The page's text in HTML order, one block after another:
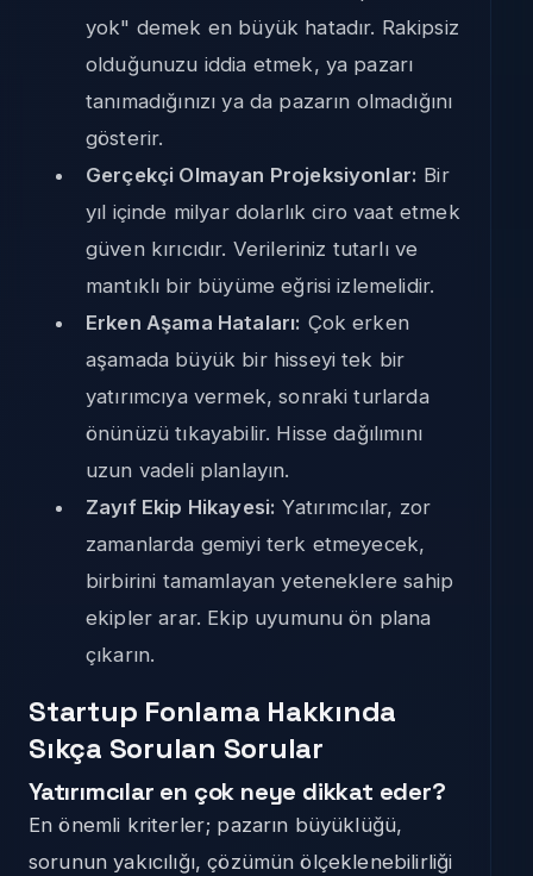
yok" demek en büyük hatadır. Rakipsiz
olduğunuzu iddia etmek, ya pazarı
tanımadığınızı ya da pazarın olmadığını
gösterir.
Gerçekçi Olmayan Projeksiyonlar: Bir
yıl içinde milyar dolarlık ciro vaat etmek
güven kırıcıdır. Verileriniz tutarlı ve
mantıklı bir büyüme eğrisi izlemelidir.
Erken Aşama Hataları: Çok erken
aşamada büyük bir hisseyi tek bir
yatırımcıya vermek, sonraki turlarda
önünüzü tıkayabilir. Hisse dağılımını
uzun vadeli planlayın.
Zayıf Ekip Hikayesi: Yatırımcılar, zor
zamanlarda gemiyi terk etmeyecek,
birbirini tamamlayan yeteneklere sahip
ekipler arar. Ekip uyumunu ön plana
çıkarın.
Startup Fonlama Hakkında
Sıkça Sorulan Sorular
Yatırımcılar en çok neye dikkat eder?
En önemli kriterler; pazarın büyüklüğü,
sorunun yakıcılığı, çözümün ölçeklenebilirliği